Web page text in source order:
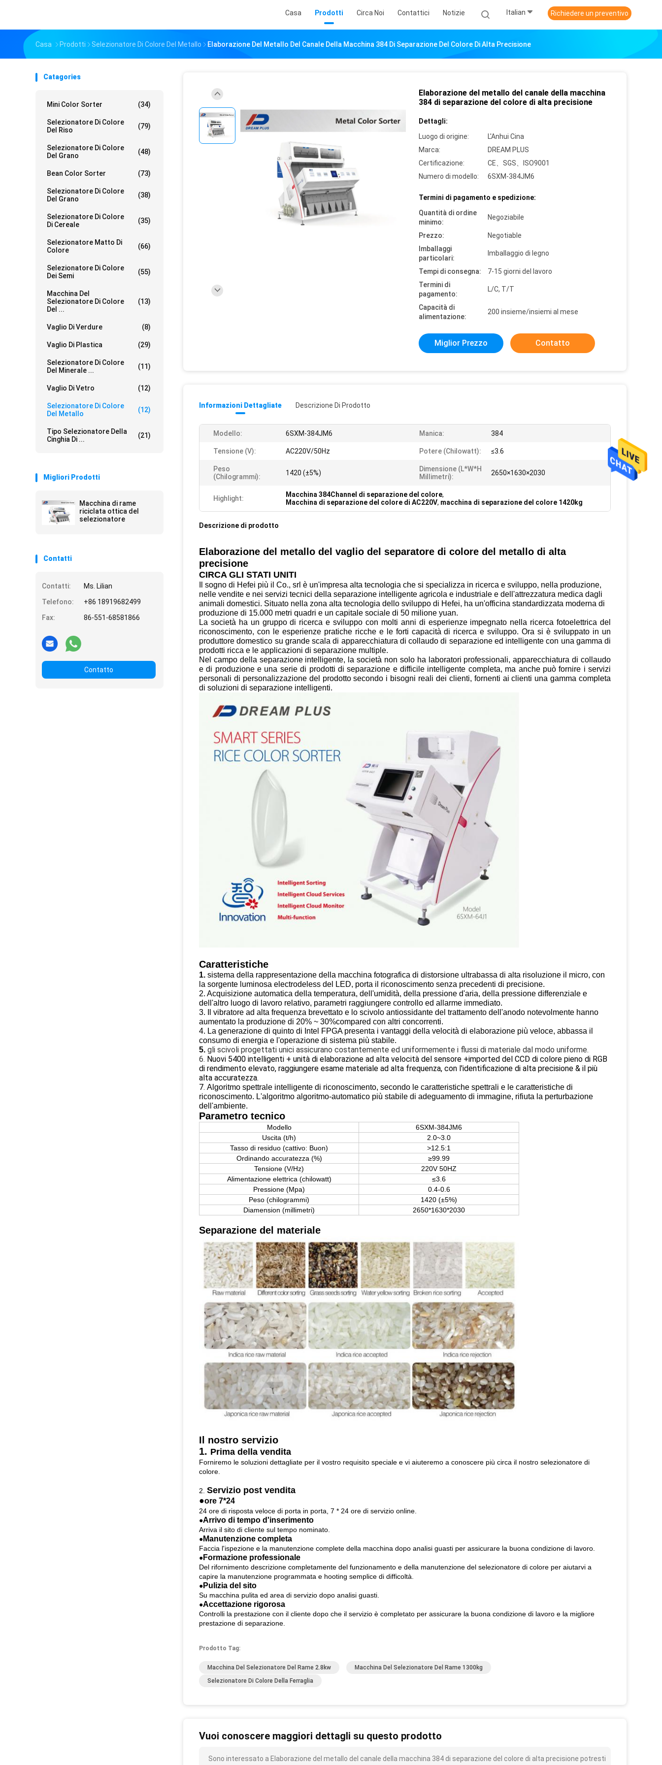
Casa Prodotti Circa Noi Contattici Notizie Italian Richiedere un preventivo
Casa Prodotti Selezionatore Di Colore Del Metallo Elaborazione Del Metallo Del Canale Della Macchina 384 Di Separazione Del Colore Di Alta Precisione
Catagories
Mini Color Sorter (34)
Selezionatore Di Colore
Del Riso
(79)
Selezionatore Di Colore
Del Grano
(48)
Bean Color Sorter (73)
Selezionatore Di Colore
Del Grano
(38)
Selezionatore Di Colore
Di Cereale
(35)
Selezionatore Matto Di
Colore
(66)
Selezionatore Di Colore
Dei Semi
(55)
Macchina Del
Selezionatore Di Colore
Del ...
(13)
Vaglio Di Verdure (8)
Vaglio Di Plastica (29)
Selezionatore Di Colore
Del Minerale ...
(11)
Vaglio Di Vetro (12)
Selezionatore Di Colore
Del Metallo
(12)
Tipo Selezionatore Della
Cinghia Di ...
(21)
Migliori Prodotti
Macchina di rame
riciclata ottica del
selezionatore
Contatti
Contatti:
Ms. Lilian
Telefono:
+86 18919682499
Fax:
86-551-68581866
Contatto
Elaborazione del metallo del canale della macchina
384 di separazione del colore di alta precisione
Dettagli:
Luogo di origine:
L'Anhui Cina
Marca:
DREAM PLUS
Certificazione:
CE、SGS、ISO9001
Numero di modello:
6SXM-384JM6
Termini di pagamento e spedizione:
Quantità di ordine
minimo:
Negoziabile
Prezzo:
Negotiable
Imballaggi
particolari:
Imballaggio di legno
Tempi di consegna:
7-15 giorni del lavoro
Termini di
pagamento:
L/C, T/T
Capacità di
alimentazione:
200 insieme/insiemi al mese
Miglior Prezzo Contatto
Informazioni Dettagliate Descrizione Di Prodotto
Modello: 6SXM-384JM6 Manica: 384
Tensione (V): AC220V/50Hz Potere (chilowatt): ≤3.6
Peso
(chilogrammi):
1420 (±5%)
Dimensione (L*W*H
Millimetri):
2650×1630×2030
Highlight: Macchina 384Channel di separazione del colore,
Macchina di separazione del colore di AC220V, macchina di separazione del colore 1420kg
Descrizione di prodotto
Elaborazione del metallo del vaglio del separatore di colore del metallo di alta
precisione
CIRCA GLI STATI UNITI
Il sogno di Hefei più il Co., srl è un'impresa alta tecnologia che si specializza in ricerca e sviluppo, nella produzione,
nelle vendite e nei servizi tecnici della separazione intelligente agricola e industriale e dell'attrezzatura medica dagli
animali domestici. Situato nella zona alta tecnologia dello sviluppo di Hefei, ha un'officina standardizzata moderna di
produzione di 15.000 metri quadri e un capitale sociale di 50 milione yuan.
La società ha un gruppo di ricerca e sviluppo con molti anni di esperienze impegnato nella ricerca fotoelettrica del
riconoscimento, con le esperienze pratiche ricche e le forti capacità di ricerca e sviluppo. Ora si è sviluppato in un
produttore domestico su grande scala di apparecchiatura di collaudo di separazione ed intelligente con una gamma di
prodotti ricca e le applicazioni di separazione multiple.
Nel campo della separazione intelligente, la società non solo ha laboratori professionali, apparecchiatura di collaudo
e di produzione e una serie di prodotti di separazione e difficile intelligente completa, ma anche può fornire i servizi
personali di personalizzazione del prodotto secondo i bisogni reali dei clienti, fornenti ai clienti una gamma completa
di soluzioni di separazione intelligenti.
Caratteristiche
1. sistema della rappresentazione della macchina fotografica di distorsione ultrabassa di alta risoluzione il micro, con
la sorgente luminosa electrodeless del LED, porta il riconoscimento senza precedenti di precisione.
2. Acquisizione automatica della temperatura, dell'umidità, della pressione d'aria, della pressione differenziale e
dell'altro luogo di lavoro relativo, parametri raggiungere controllo ed allarme immediato.
3. Il vibratore ad alta frequenza brevettato e lo scivolo antiossidante del trattamento dell'anodo notevolmente hanno
aumentato la produzione di 20% ~ 30%compared con altri concorrenti.
4. La generazione di quinto di Intel FPGA presenta i vantaggi della velocità di elaborazione più veloce, abbassa il
consumo di energia e l'operazione di sistema più stabile.
5. gli scivoli progettati unici assicurano costantemente ed uniformemente i flussi di materiale dal modo uniforme.
6. Nuovi 5400 intelligenti + unità di elaborazione ad alta velocità del sensore +imported del CCD di colore pieno di RGB
di rendimento elevato, raggiungere esame materiale ad alta frequenza, con l'identificazione di alta precisione & il più
alta accuratezza.
7. Algoritmo spettrale intelligente di riconoscimento, secondo le caratteristiche spettrali e le caratteristiche di
riconoscimento. L'algoritmo algoritmo-automatico più stabile di adeguamento di immagine, rifiuta la perturbazione
dell'ambiente.
Parametro tecnico
Modello
6SXM-384JM6
Uscita (t/h)
2.0~3.0
Tasso di residuo (cattivo: Buon)
>12.5:1
Ordinando accuratezza (%)
≥99.99
Tensione (V/Hz)
220V 50HZ
Alimentazione elettrica (chilowatt)
≤3.6
Pressione (Mpa)
0.4-0.6
Peso (chilogrammi)
1420 (±5%)
Diamension (millimetri)
2650*1630*2030
Separazione del materiale
Il nostro servizio
1. Prima della vendita
Forniremo le soluzioni dettagliate per il vostro requisito speciale e vi aiuteremo a conoscere più circa il nostro selezionatore di
colore.
2. Servizio post vendita
●ore 7*24
24 ore di risposta veloce di porta in porta, 7 * 24 ore di servizio online.
●Arrivo di tempo d'inserimento
Arriva il sito di cliente sul tempo nominato.
●Manutenzione completa
Faccia l'ispezione e la manutenzione complete della macchina dopo analisi guasti per assicurare la buona condizione di lavoro.
●Formazione professionale
Del rifornimento descrizione completamente del funzionamento e della manutenzione del selezionatore di colore per aiutarvi a
capire la manutenzione programmata e hooting semplice di difficoltà.
●Pulizia del sito
Su macchina pulita ed area di servizio dopo analisi guasti.
●Accettazione rigorosa
Controlli la prestazione con il cliente dopo che il servizio è completato per assicurare la buona condizione di lavoro e la migliore
prestazione di separazione.
Prodotto Tag:
Macchina Del Selezionatore Del Rame 2.8kw
Macchina Del Selezionatore Del Rame 1300kg
Selezionatore Di Colore Della Ferraglia
Vuoi conoscere maggiori dettagli su questo prodotto
Sono interessato a Elaborazione del metallo del canale della macchina 384 di separazione del colore di alta precisione potresti